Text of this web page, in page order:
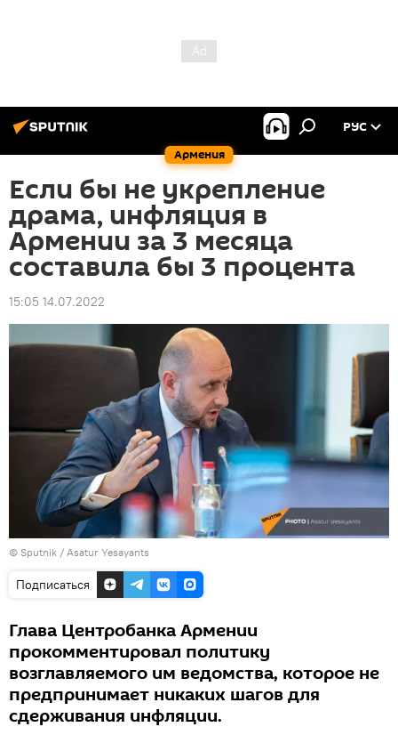
Армения
РУС
Если бы не укрепление
драма, инфляция в
Армении за 3 месяца
составила бы 3 процента
15:05 14.07.2022
© Sputnik / Asatur Yesayants
Подписаться
Глава Центробанка Армении
прокомментировал политику
возглавляемого им ведомства, которое не
предпринимает никаких шагов для
сдерживания инфляции.